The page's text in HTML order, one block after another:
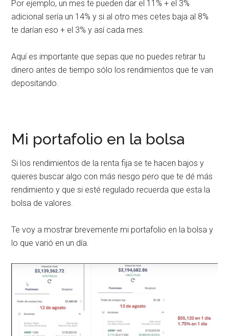
Por ejemplo, un mes te pueden dar el 11% + el 3%
adicional sería un 14% y si al otro mes cetes baja al 8%
te darían eso + el 3% y así cada mes.
Aquí es importante que sepas que no puedes retirar tu
dinero antes de tiempo sólo los rendimientos que te van
depositando.
Mi portafolio en la bolsa
Si los rendimientos de la renta fija se te hacen bajos y
quieres buscar algo con más riesgo pero que te dé más
rendimiento y que si esté regulado recuerda que esta la
bolsa de valores.
Te voy a mostrar brevemente mi portafolio en la bolsa y
lo que varió en un día.